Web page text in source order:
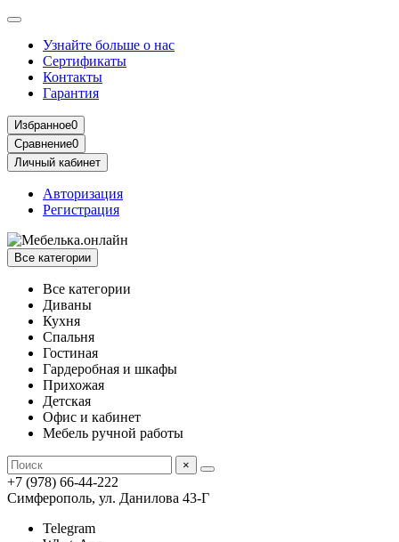
Узнайте больше о нас
Сертификаты
Контакты
Гарантия
Избранное0
Сравнение0
Личный кабинет
Авторизация
Регистрация
Все категории
Все категории
Диваны
Кухня
Спальня
Гостиная
Гардеробная и шкафы
Прихожая
Детская
Офис и кабинет
Мебель ручной работы
×
+7 (978) 66-44-222
Симферополь, ул. Данилова 43-Г
Telegram